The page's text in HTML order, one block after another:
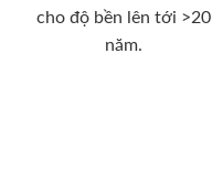
cho độ bền lên tới >20
năm.